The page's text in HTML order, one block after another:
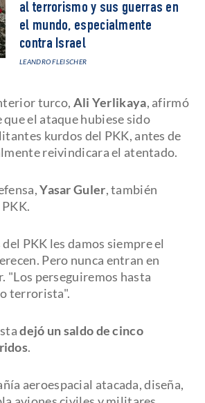
al terrorismo y sus guerras en
el mundo, especialmente
contra Israel
LEANDRO FLEISCHER
turco, Ali Yerlikaya, afirmó
el ataque hubiese sido
kurdos del PKK, antes de
reivindicara el atentado.
Yasar Guler, también
PKK les damos siempre el
Pero nunca entran en
"Los perseguiremos hasta
terrorista".
dejó un saldo de cinco
.
aeroespacial atacada, diseña,